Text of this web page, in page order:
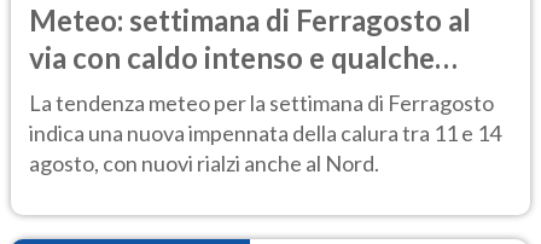
Meteo: settimana di Ferragosto al
via con caldo intenso e qualche
temporale
La tendenza meteo per la settimana di Ferragosto
indica una nuova impennata della calura tra 11 e 14
agosto, con nuovi rialzi anche al Nord.